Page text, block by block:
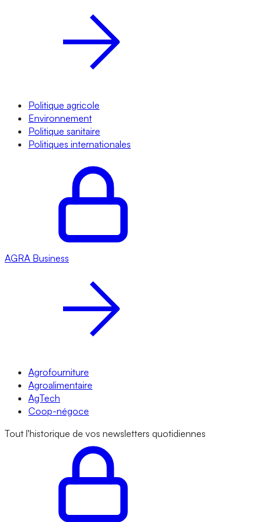
Politique agricole
Environnement
Politique sanitaire
Politiques internationales
AGRA Business
Agrofourniture
Agroalimentaire
AgTech
Coop-négoce
Tout l'historique de vos newsletters quotidiennes